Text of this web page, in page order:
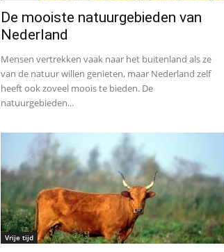
De mooiste natuurgebieden van
Nederland
Mensen vertrekken vaak naar het buitenland als ze
van de natuur willen genieten, maar Nederland zelf
heeft ook zoveel moois te bieden. De
natuurgebieden...
Vrije tijd